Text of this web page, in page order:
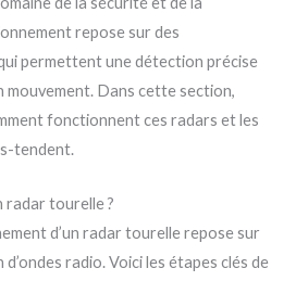
repose sur des
permettent une détection précise
mouvement. Dans cette section,
fonctionnent ces radars et les
tendent.
radar tourelle ?
d’un radar tourelle repose sur
d’ondes radio. Voici les étapes clés de